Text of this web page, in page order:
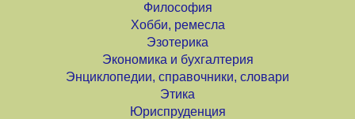
Философия
Хобби, ремесла
Эзотерика
Экономика и бухгалтерия
Энциклопедии, справочники, словари
Этика
Юриспруденция